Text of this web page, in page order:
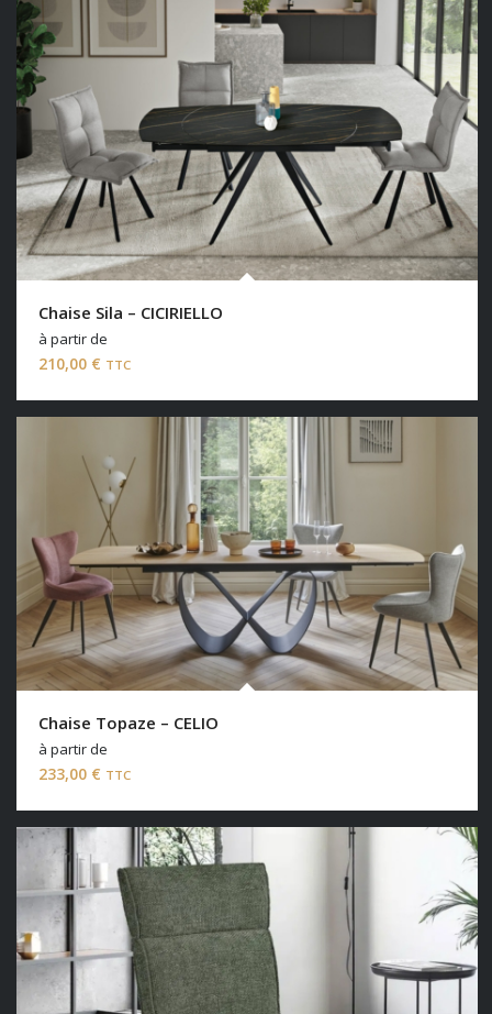
Chaise Sila – CICIRIELLO
à partir de
210,00 € TTC
Chaise Topaze – CELIO
à partir de
233,00 € TTC